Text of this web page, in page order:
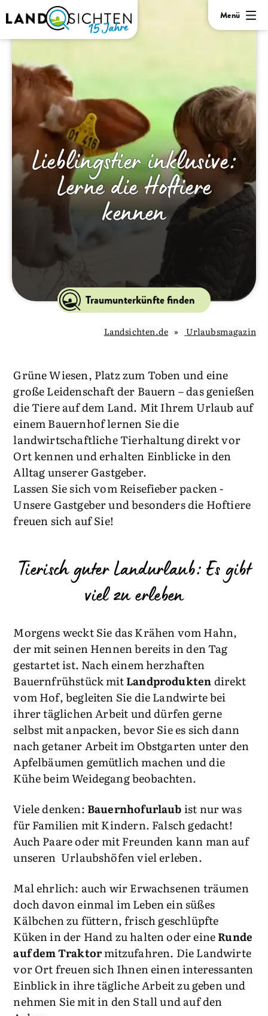
Menü
Lieblingstier inklusive:
Lerne die Hoftiere
kennen
Traumunterkünfte finden
Urlaubsmagazin
Landsichten.de
Grüne Wiesen, Platz zum Toben und eine
große Leidenschaft der Bauern – das genießen
die Tiere auf dem Land. Mit Ihrem Urlaub auf
einem Bauernhof lernen Sie die
landwirtschaftliche Tierhaltung direkt vor
Ort kennen und erhalten Einblicke in den
Alltag unserer Gastgeber.
Lassen Sie sich vom Reisefieber packen -
Unsere Gastgeber und besonders die Hoftiere
freuen sich auf Sie!
Tierisch guter Landurlaub: Es gibt
viel zu erleben
Morgens weckt Sie das Krähen vom Hahn,
der mit seinen Hennen bereits in den Tag
gestartet ist. Nach einem herzhaften
Bauernfrühstück mitLandproduktendirekt
vom Hof, begleiten Sie die Landwirte bei
ihrer täglichen Arbeit und dürfen gerne
selbst mit anpacken, bevor Sie es sich dann
nach getaner Arbeit im Obstgarten unter den
Apfelbäumen gemütlich machen und die
Kühe beim Weidegang beobachten.
Viele denken: Bauernhofurlaubist nur was
für Familien mit Kindern. Falsch gedacht!
Auch Paare oder mit Freunden kann man auf
unseren Urlaubshöfen viel erleben.
Mal ehrlich: auch wir Erwachsenen träumen
doch davon einmal im Leben ein süßes
Kälbchen zu füttern, frisch geschlüpfte
Küken in der Hand zu halten oder eineRunde
auf dem Traktormitzufahren. Die Landwirte
vor Ort freuen sich Ihnen einen interessanten
Einblick in ihre tägliche Arbeit zu geben und
nehmen Sie mit in den Stall und auf den